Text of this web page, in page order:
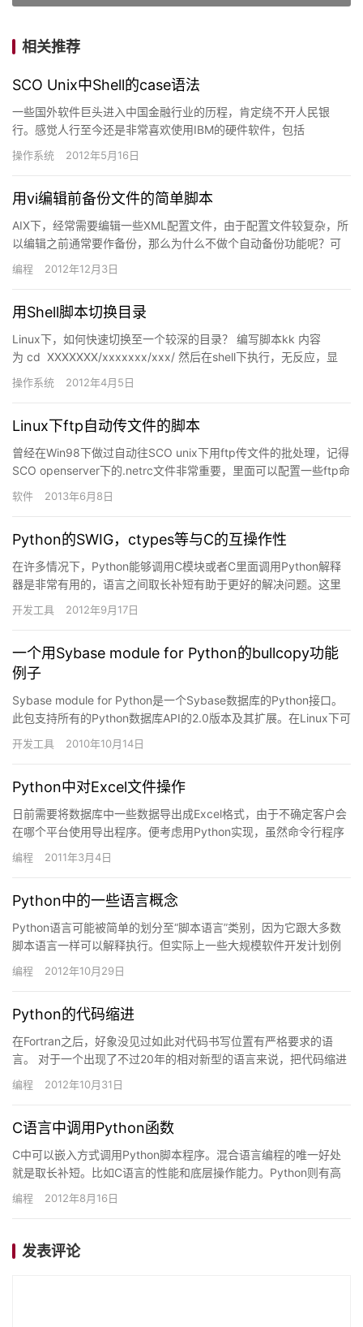
相关推荐
SCO Unix中Shell的case语法
一些国外软件巨头进入中国金融行业的历程，肯定绕不开人民银
行。感觉人行至今还是非常喜欢使用IBM的硬件软件，包括
RS6000，AIX，DB2数据库和IBM MQ中间件等。SCO的un…
操作系统 2012年5月16日
用vi编辑前备份文件的简单脚本
AIX下，经常需要编辑一些XML配置文件，由于配置文件较复杂，所
以编辑之前通常要作备份，那么为什么不做个自动备份功能呢？可
能vimrc文件里一些命令会有所帮助，但这里，还是写个脚本…
编程 2012年12月3日
用Shell脚本切换目录
Linux下，如何快速切换至一个较深的目录？ 编写脚本kk 内容
为 cd XXXXXXX/xxxxxxx/xxx/ 然后在shell下执行，无反应，显
然，shell下执行的脚本会…
操作系统 2012年4月5日
Linux下ftp自动传文件的脚本
曾经在Win98下做过自动往SCO unix下用ftp传文件的批处理，记得
SCO openserver下的.netrc文件非常重要，里面可以配置一些ftp命
令和宏脚本等。10多年过…
软件 2013年6月8日
Python的SWIG，ctypes等与C的互操作性
在许多情况下，Python能够调用C模块或者C里面调用Python解释
器是非常有用的，语言之间取长补短有助于更好的解决问题。这里
需要明白一个概念，我们平时所说的Python标准实现…
开发工具 2012年9月17日
一个用Sybase module for Python的bullcopy功能
例子
Sybase module for Python是一个Sybase数据库的Python接口。
此包支持所有的Python数据库API的2.0版本及其扩展。在Linux下可
以直接用se…
开发工具 2010年10月14日
Python中对Excel文件操作
日前需要将数据库中一些数据导出成Excel格式，由于不确定客户会
在哪个平台使用导出程序。便考虑用Python实现，虽然命令行程序
使不太方便，但可以用其它语言开发GUI界面来调用此程…
编程 2011年3月4日
Python中的一些语言概念
Python语言可能被简单的划分至“脚本语言”类别，因为它跟大多数
脚本语言一样可以解释执行。但实际上一些大规模软件开发计划例
如Zope、Mnet及BitTorrent，Google…
编程 2012年10月29日
Python的代码缩进
在Fortran之后，好象没见过如此对代码书写位置有严格要求的语
言。 对于一个出现了不过20年的相对新型的语言来说，把代码缩进
作为语法的一部分肯定有其理由。这个原因是： 程序的可读…
编程 2012年10月31日
C语言中调用Python函数
C中可以嵌入方式调用Python脚本程序。混合语言编程的唯一好处
就是取长补短。比如C语言的性能和底层操作能力。Python则有高
级数据结构和各种功能强大的模块。我们假设有一个中间业…
编程 2012年8月16日
发表评论